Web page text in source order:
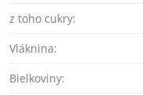
z toho cukry:
Vláknina:
Bielkoviny: